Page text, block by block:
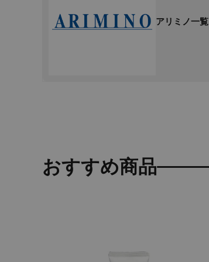
アリミノ一覧
おすすめ商品